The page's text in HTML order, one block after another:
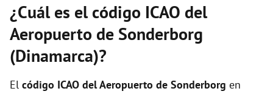
¿Cuál es el código ICAO del
Aeropuerto de Sonderborg
(Dinamarca)?
El código ICAO delAeropuerto de Sonderborg en